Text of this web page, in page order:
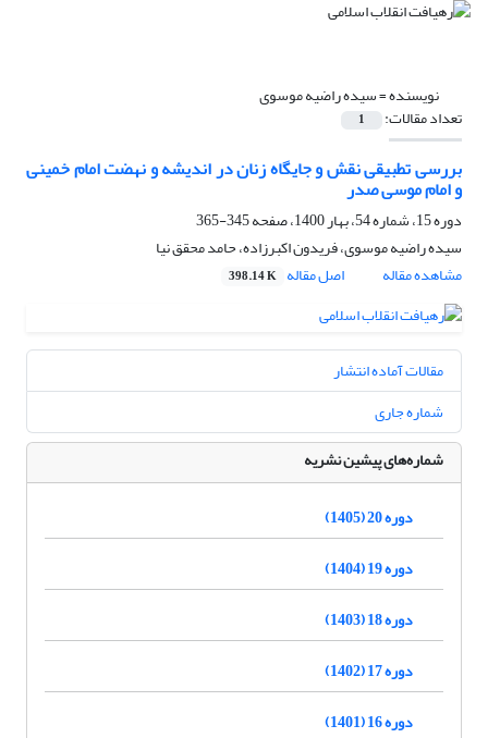
نویسنده =سیده راضیه موسوی
تعداد مقالات: 1
بررسی تطبیقی نقش و جایگاه زنان در اندیشه و نهضت امام خمینی
و امام موسی صدر
دوره 15، شماره 54، بهار 1400، صفحه
345-365
سیده راضیه موسوی، فریدون اکبرزاده، حامد محقق نیا
مشاهده مقاله
اصل مقاله 398.14 K
مقالات آماده انتشار
شماره جاری
شماره‌های پیشین نشریه
دوره 20 (1405)
دوره 19 (1404)
دوره 18 (1403)
دوره 17 (1402)
دوره 16 (1401)